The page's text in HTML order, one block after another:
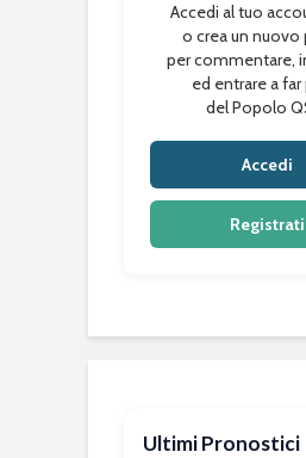
Accedi al tuo
o crea un nuovo
per commentare,
ed entrare a far
del Popolo
Accedi
Registrati
Ultimi Pronostici